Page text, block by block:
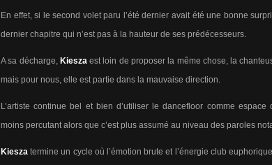
En effet, si le second volet paru l’été dernier avait été une bonne
dernier chapitre qui n’est pas à la hauteur de ses prédécesseurs.
A sa décharge, Kieszaest loin de proposer la même chose, la
mais pour nous, elle est partie dans la mauvaise direction.
L’artiste continue bel et bien d’utiliser le dancefloor comme espace
moins percutant alors que c’est plus assumé au niveau des paroles
Kiesza termine un cycle où l’émotion brute et l’énergie club